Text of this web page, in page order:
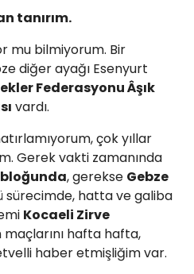
tanırım.
mu bilmiyorum. Bir
diğer ayağı Esenyurt
Federasyonu Âşık
vardı.
çok yıllar
Gerek vakti zamanında
, gerekse Gebze
sürecimde, hatta ve galiba
Kocaeli Zirve
hafta hafta,
haber etmişliğim var.